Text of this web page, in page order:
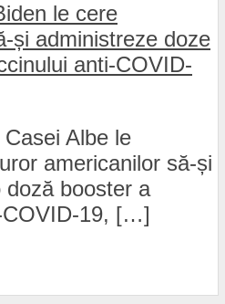
le cere
și administreze doze
anti-COVID-
Albe le
americanilor să-și
doză booster a
COVID-19, […]